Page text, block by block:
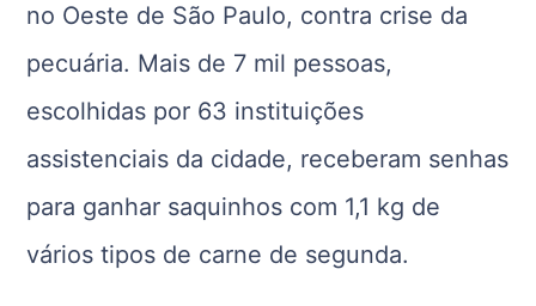
no Oeste de São Paulo, contra crise da
pecuária. Mais de 7 mil pessoas,
escolhidas por 63 instituições
assistenciais da cidade, receberam senhas
para ganhar saquinhos com 1,1 kg de
vários tipos de carne de segunda.